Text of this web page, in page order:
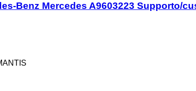
Benz Mercedes A9603223 Supporto/